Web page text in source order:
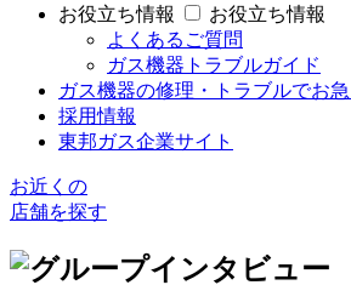
お役立ち情報
お役立ち情報
よくあるご質問
ガス機器トラブルガイド
ガス機器の修理・トラブルでお
採用情報
東邦ガス企業サイト
お近くの
店舗を探す